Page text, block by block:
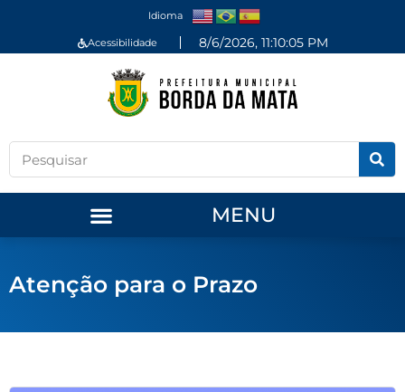
Idioma
Acessibilidade 8/6/2026, 11:10:05 PM
MENU
Atenção para o Prazo